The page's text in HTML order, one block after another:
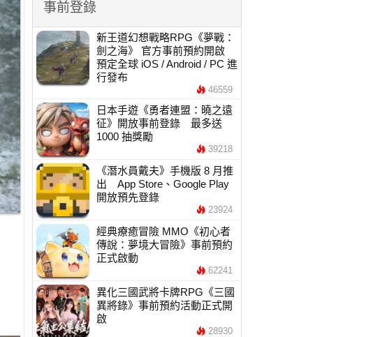
事前登錄
新王道幻想戰略RPG《夢戰：
劍之海》 官方事前預約開啟
預定全球 iOS / Android / PC 進
行發布
46559
日本手遊《勇者連盟：曉之遠
征》開放事前登錄 最多送
1000 抽獎勵
39218
《潛水員戴夫》手機版 8 月推
出 App Store、Google Play
開放預先登錄
23924
經典療癒冒險 MMO《初心者
傳說：夢境大冒險》事前預約
正式啟動
62241
異化三國武將卡牌RPG《三國
異將錄》事前預約活動正式開
啟
28930